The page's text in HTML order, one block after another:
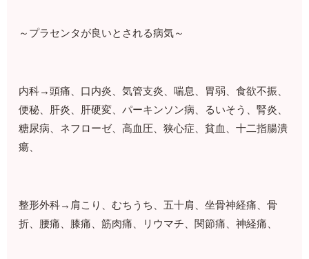
～プラセンタが良いとされる病気～
内科→頭痛、口内炎、気管支炎、喘息、胃弱、食欲不振、
便秘、肝炎、肝硬変、パーキンソン病、るいそう、腎炎、
糖尿病、ネフローゼ、高血圧、狭心症、貧血、十二指腸潰
瘍、
整形外科→肩こり、むちうち、五十肩、坐骨神経痛、骨
折、腰痛、膝痛、筋肉痛、リウマチ、関節痛、神経痛、